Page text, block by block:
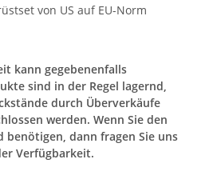
von US auf EU-Norm
kann gegebenenfalls
sind in der Regel lagernd,
durch Überverkäufe
werden. Wenn Sie den
benötigen, dann fragen Sie uns
Verfügbarkeit.